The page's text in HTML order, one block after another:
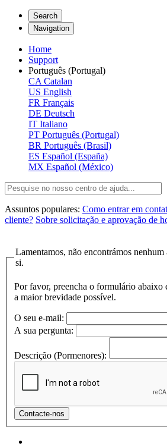
Search
Navigation
Home
Support
Português (Portugal)
CA Catalan
US English
FR Français
DE Deutsch
IT Italiano
PT Português (Portugal)
BR Português (Brasil)
ES Español (España)
MX Español (México)
Assuntos populares: Como entrar em
cliente? Sobre solicitação e aprovação de
Lamentamos, não encontrámos nenhum
si.
Por favor, preencha o formulário abaixo
a maior brevidade possível.
O seu e-mail:
A sua pergunta:
Descrição (Pormenores):